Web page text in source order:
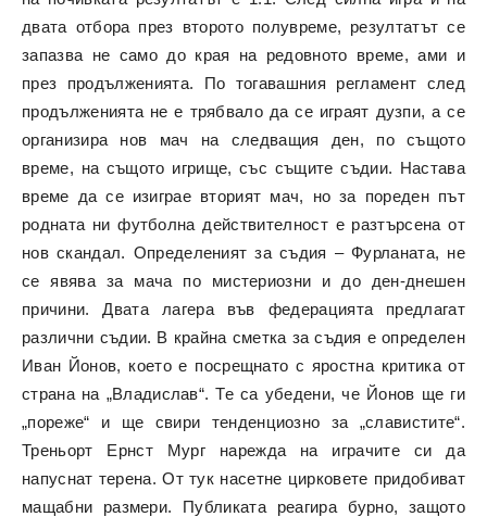
двата отбора през второто полувреме, резултатът се
запазва не само до края на редовното време, ами и
през продълженията. По тогавашния регламент след
продълженията не е трябвало да се играят дузпи, а се
организира нов мач на следващия ден, по същото
време, на същото игрище, със същите съдии. Настава
време да се изиграе вторият мач, но за пореден път
родната ни футболна действителност е разтърсена от
нов скандал. Определеният за съдия – Фурланата, не
се явява за мача по мистериозни и до ден-днешен
причини. Двата лагера във федерацията предлагат
различни съдии. В крайна сметка за съдия е определен
Иван Йонов, което е посрещнато с яростна критика от
страна на „Владислав“. Те са убедени, че Йонов ще ги
„пореже“ и ще свири тенденциозно за „славистите“.
Треньорт Ернст Мург нарежда на играчите си да
напуснат терена. От тук насетне цирковете придобиват
мащабни размери. Публиката реагира бурно, защото